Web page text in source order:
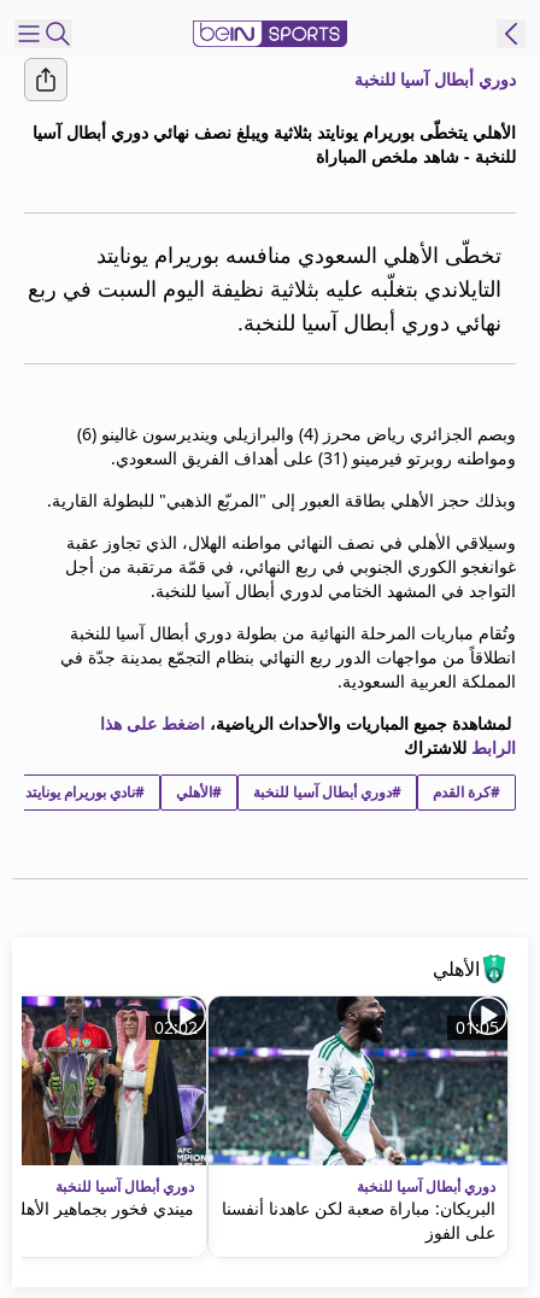
إدارة
التنبيهات
انضم
النشرة
الإخبارية
اتصل بنا
beIN CONNECT
beIN MEDIA GROUP
ترددات beIN SPORTS
الأسئلة الأكثر شيوعاً
دليل التلفاز
احصل على beIN
معلومات عن هذا الموقع
دوري أبطال آسيا للنخبة
الأهلي يتخطّى بوريرام يونايتد بثلاثية ويبلغ نصف نهائي دوري أبطال آسيا
للنخبة - شاهد ملخص المباراة
تخطّى الأهلي السعودي منافسه بوريرام يونايتد
التايلاندي بتغلّبه عليه بثلاثية نظيفة اليوم السبت في ربع
نهائي دوري أبطال آسيا للنخبة.
وبصم الجزائري رياض محرز (4) والبرازيلي وينديرسون غالينو (6)
ومواطنه روبرتو فيرمينو (31) على أهداف الفريق السعودي.
وبذلك حجز الأهلي بطاقة العبور إلى "المربّع الذهبي" للبطولة القارية.
وسيلاقي الأهلي في نصف النهائي مواطنه الهلال، الذي تجاوز عقبة
غوانغجو الكوري الجنوبي في ربع النهائي، في قمّة مرتقبة من أجل
التواجد في المشهد الختامي لدوري أبطال آسيا للنخبة.
وتُقام مباريات المرحلة النهائية من بطولة دوري أبطال آسيا للنخبة
انطلاقاً من مواجهات الدور ربع النهائي بنظام التجمّع بمدينة جدّة في
المملكة العربية السعودية.
لمشاهدة جميع المباريات والأحداث الرياضية، اضغط على هذا
الرابط للاشتراك
#كرة القدم #دوري أبطال آسيا للنخبة #الأهلي #نادي بوريرام يونايتد
الأهلي
01:05
دوري أبطال آسيا للنخبة
البريكان: مباراة صعبة لكن عاهدنا أنفسنا
على الفوز
02:02
دوري أبطال آسيا للنخبة
ميندي فخور بجماهير